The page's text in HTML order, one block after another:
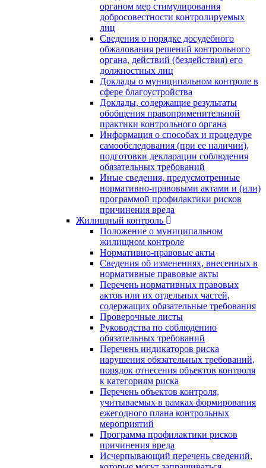
органом мер стимулирования
добросовестности контролируемых
лиц
Сведения о порядке досудебного
обжалования решений контрольного
органа, действий (бездействия) его
должностных лиц
Доклады о муниципальном контроле в
сфере благоустройства
Доклады, содержащие результаты
обобщения правоприменительной
практики контрольного органа
Информация о способах и процедуре
самообследования (при ее наличии),
подготовки декларации соблюдения
обязательных требований
Иные сведения, предусмотренные
нормативно-правовыми актами и (или)
программой профилактики рисков
причинения вреда
Жилищный контроль
Положение о муниципальном
жилищном контроле
Нормативно-правовые акты
Сведения об изменениях, внесенных в
нормативные правовые акты
Перечень нормативных правовых
актов или их отдельных частей,
содержащих обязательные требования
Проверочные листы
Руководства по соблюдению
обязательных требований
Перечень индикаторов риска
нарушения обязательных требований,
порядок отнесения объектов контроля
к категориям риска
Перечень объектов контроля,
учитываемых в рамках формирования
ежегодного плана контрольных
мероприятий
Программа профилактики рисков
причинения вреда
Исчерпывающий перечень сведений,